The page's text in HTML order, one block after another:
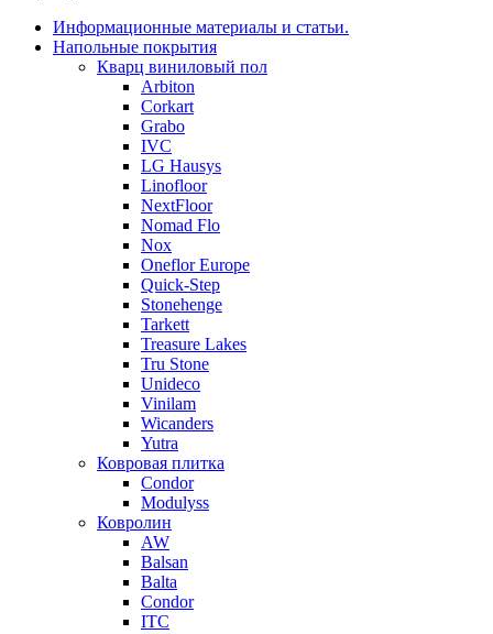
Информационные материалы и статьи.
Напольные покрытия
Кварц виниловый пол
Arbiton
Corkart
Grabo
IVC
LG Hausys
Linofloor
NextFloor
Nomad Flo
Nox
Oneflor Europe
Quick-Step
Stonehenge
Tarkett
Treasure Lakes
Tru Stone
Unideco
Vinilam
Wicanders
Yutra
Ковровая плитка
Condor
Modulyss
Ковролин
AW
Balsan
Balta
Condor
ITC